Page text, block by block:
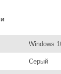
Windows
Серый